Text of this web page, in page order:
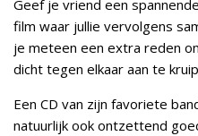
Geef je vriend een
film waar jullie vervolgens
je meteen een extra reden
dicht tegen elkaar aan te
Een CD van zijn favoriete
natuurlijk ook ontzettend